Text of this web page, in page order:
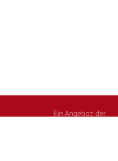
Ein Angebot der